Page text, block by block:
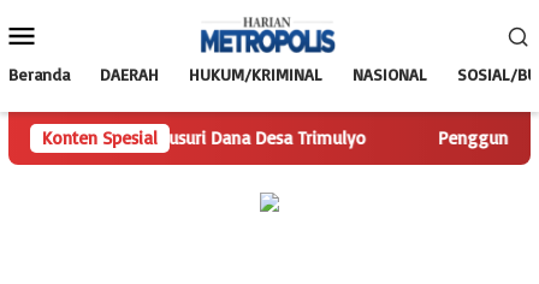
ke
Mobile
Beranda DAERAH HUKUM/KRIMINAL NASIONAL SOSIAL/
Konten Spesial
Telusuri Dana Desa Trimulyo Pengguna Jalan